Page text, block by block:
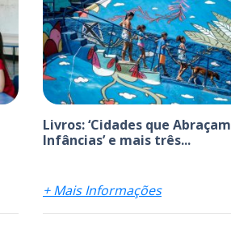
Livros: ‘Cidades que Abraçam
Infâncias’ e mais três...
+ Mais Informações